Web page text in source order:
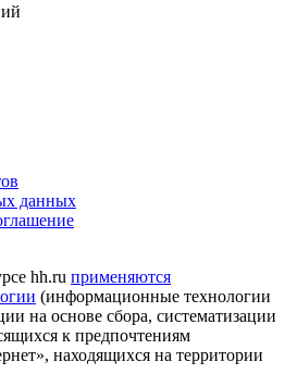
данных
hh.ru применяются
(информационные технологии
на основе сбора, систематизации
к предпочтениям
находящихся на территории